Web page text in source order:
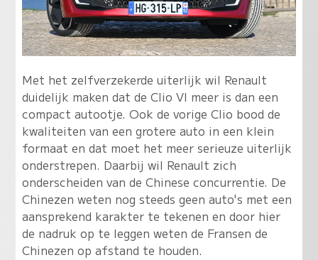
Met het zelfverzekerde uiterlijk wil Renault
duidelijk maken dat de Clio VI meer is dan een
compact autootje. Ook de vorige Clio bood de
kwaliteiten van een grotere auto in een klein
formaat en dat moet het meer serieuze uiterlijk
onderstrepen. Daarbij wil Renault zich
onderscheiden van de Chinese concurrentie. De
Chinezen weten nog steeds geen auto's met een
aansprekend karakter te tekenen en door hier
de nadruk op te leggen weten de Fransen de
Chinezen op afstand te houden.